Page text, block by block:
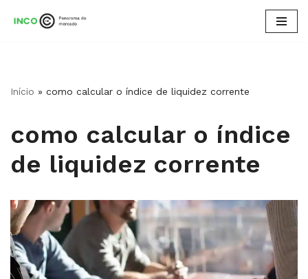
conteúdo
Início » como calcular o índice de liquidez corrente
como calcular o índice
de liquidez corrente